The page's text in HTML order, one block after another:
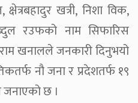
खत्री, निशा विक,
रउफको नाम सिफारिस
खनालले जनकारी दिनुभयो
नौ जना र प्रदेशतर्फ १९
छ ।